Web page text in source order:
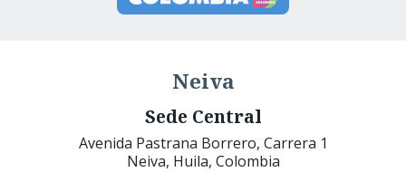
Neiva
Sede Central
Avenida Pastrana Borrero, Carrera 1
Neiva, Huila, Colombia